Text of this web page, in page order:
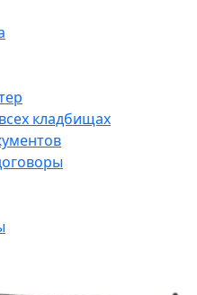
кладбищах